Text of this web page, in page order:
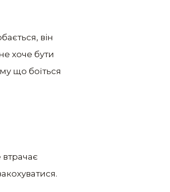
він
хоче бути
що боїться
втрачає